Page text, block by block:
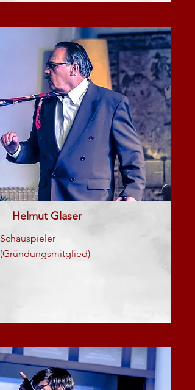
Helmut Glaser
Schauspieler
(Gründungsmitglied)